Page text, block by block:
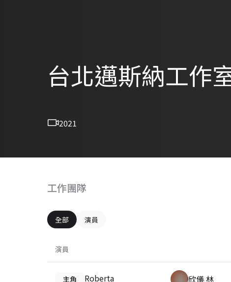
台北邁斯納工作
2021
工作團隊
全部 演員
演員
主角 Roberta 欣儀 林